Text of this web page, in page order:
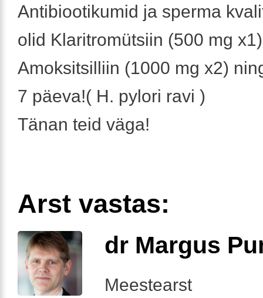
Antibiootikumid ja sperma
olid Klaritromütsiin (500 mg
Amoksitsilliin (1000 mg x2)
7 päeva!( H. pylori ravi )
Tänan teid väga!
Arst vastas:
dr Margus
Meestearst